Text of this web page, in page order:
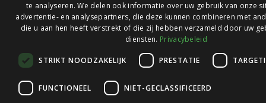
© 2026 Ledlichtdiscounter.nl
op
Webwinkelkeur
te analyseren. We delen ook informatie over uw gebruik van onze
advertentie- en analysepartners, die deze kunnen combineren met
die u aan hen heeft verstrekt of die zij hebben verzameld door uw
diensten. Privacybeleid
STRIKT NOODZAKELIJK PRESTATIE
FUNCTIONEEL NIET-GECLASSIFICEERD